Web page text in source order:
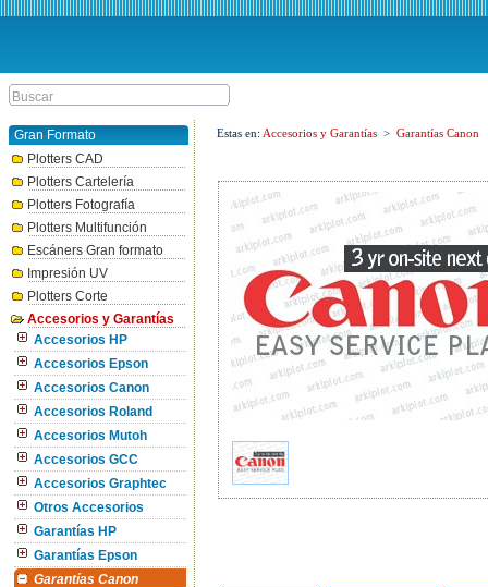
Gran Formato
Plotters CAD
Plotters Cartelería
Plotters Fotografía
Plotters Multifunción
Escáners Gran formato
Impresión UV
Plotters Corte
Accesorios y Garantías
Accesorios HP
Accesorios Epson
Accesorios Canon
Accesorios Roland
Accesorios Mutoh
Accesorios GCC
Accesorios Graphtec
Otros Accesorios
Garantías HP
Garantías Epson
Garantías Canon
Estas en: Accesorios y Garantías > Garantías Canon